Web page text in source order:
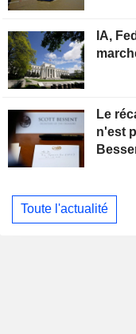
IA,
Le
n'est
Toute l'actualité